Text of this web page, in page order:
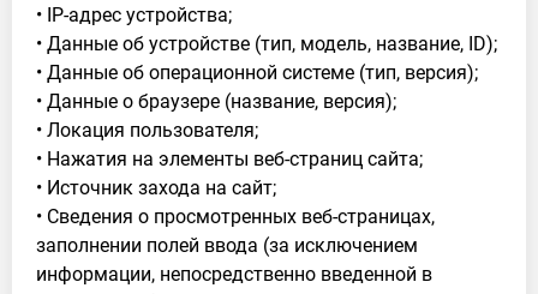
• IP-адрес устройства;
• Данные об устройстве (тип, модель, название, ID);
• Данные об операционной системе (тип, версия);
• Данные о браузере (название, версия);
• Локация пользователя;
• Нажатия на элементы веб-страниц сайта;
• Источник захода на сайт;
• Сведения о просмотренных веб-страницах,
заполнении полей ввода (за исключением
информации, непосредственно введенной в